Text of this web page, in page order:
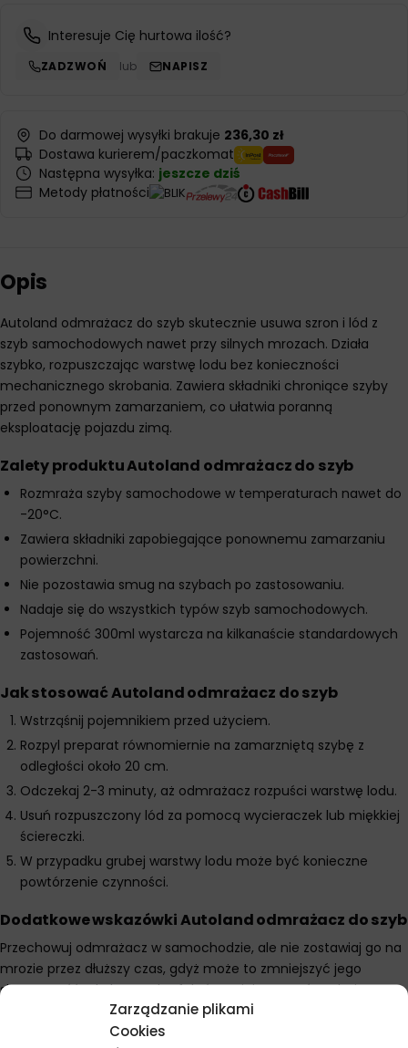
Zarządzanie plikami
Cookies
Interesuje Cię hurtowa ilość?
ZADZWOŃ lub NAPISZ
Do darmowej wysyłki brakuje 236,30 zł
Dostawa kurierem/paczkomat
Następna wysyłka: jeszcze dziś
Metody płatności
Opis
Autoland odmrażacz do szyb skutecznie usuwa szron i lód z
szyb samochodowych nawet przy silnych mrozach. Działa
szybko, rozpuszczając warstwę lodu bez konieczności
mechanicznego skrobania. Zawiera składniki chroniące szyby
przed ponownym zamarzaniem, co ułatwia poranną
eksploatację pojazdu zimą.
Zalety produktu Autoland odmrażacz do szyb
Rozmraża szyby samochodowe w temperaturach nawet do
-20°C.
Zawiera składniki zapobiegające ponownemu zamarzaniu
powierzchni.
Nie pozostawia smug na szybach po zastosowaniu.
Nadaje się do wszystkich typów szyb samochodowych.
Pojemność 300ml wystarcza na kilkanaście standardowych
zastosowań.
Jak stosować Autoland odmrażacz do szyb
Wstrząśnij pojemnikiem przed użyciem.
Rozpyl preparat równomiernie na zamarzniętą szybę z
odległości około 20 cm.
Odczekaj 2-3 minuty, aż odmrażacz rozpuści warstwę lodu.
Usuń rozpuszczony lód za pomocą wycieraczek lub miękkiej
ściereczki.
W przypadku grubej warstwy lodu może być konieczne
powtórzenie czynności.
Dodatkowe wskazówki Autoland odmrażacz do szyb
Przechowuj odmrażacz w samochodzie, ale nie zostawiaj go na
mrozie przez dłuższy czas, gdyż może to zmniejszyć jego
skuteczność. Dla lepszych efektów najpierw usuń nadmiar
śniegu z szyby ręcznie, a dopiero potem zastosuj odmrażacz.
Zimą warto spryskać szyby odmrażaczem wieczorem, aby